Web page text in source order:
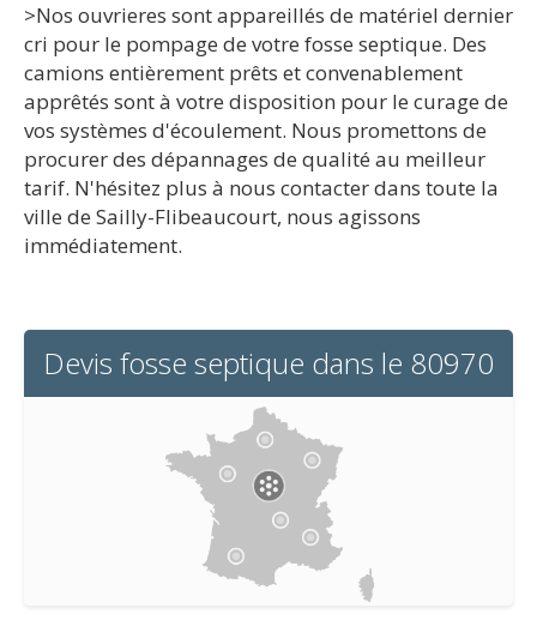
>Nos ouvrieres sont appareillés de matériel dernier
cri pour le pompage de votre fosse septique. Des
camions entièrement prêts et convenablement
apprêtés sont à votre disposition pour le curage de
vos systèmes d'écoulement. Nous promettons de
procurer des dépannages de qualité au meilleur
tarif. N'hésitez plus à nous contacter dans toute la
ville de Sailly-Flibeaucourt, nous agissons
immédiatement.
Devis fosse septique dans le 80970